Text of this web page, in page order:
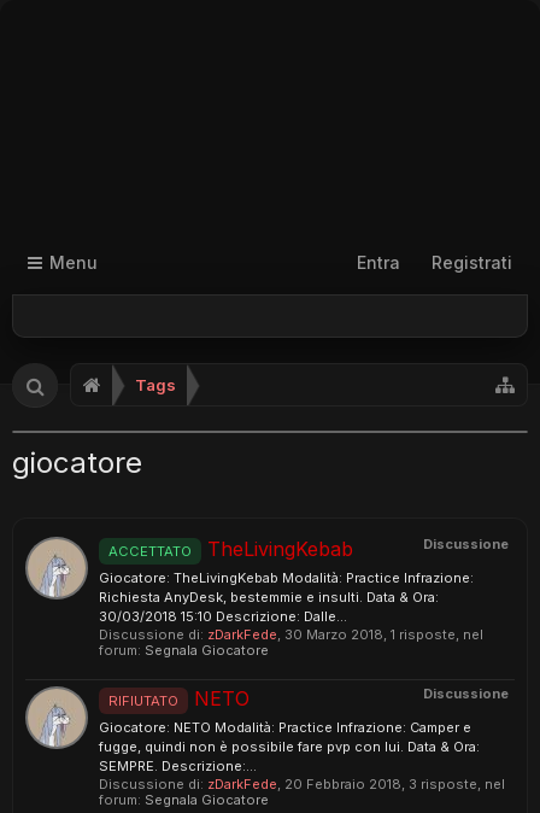
Menu Entra Registrati
Tags
giocatore
Discussione
ACCETTATO TheLivingKebab
Giocatore: TheLivingKebab Modalità: Practice Infrazione:
Richiesta AnyDesk, bestemmie e insulti. Data & Ora:
30/03/2018 15:10 Descrizione: Dalle...
Discussione di: zDarkFede, 30 Marzo 2018, 1 risposte, nel
forum: Segnala Giocatore
Discussione
RIFIUTATO NETO
Giocatore: NETO Modalità: Practice Infrazione: Camper e
fugge, quindi non è possibile fare pvp con lui. Data & Ora:
SEMPRE. Descrizione:...
Discussione di: zDarkFede, 20 Febbraio 2018, 3 risposte, nel
forum: Segnala Giocatore